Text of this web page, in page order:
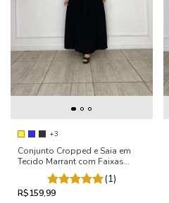
+3
Conjunto Cropped e Saia em
Tecido Marrant com Faixas
Fixas – Lara
(1)
R$159,99